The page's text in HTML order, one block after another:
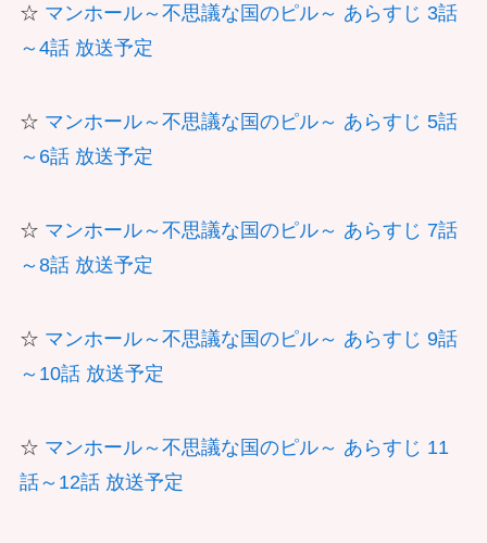
☆ マンホール～不思議な国のピル～ あらすじ 3話
～4話 放送予定
☆ マンホール～不思議な国のピル～ あらすじ 5話
～6話 放送予定
☆ マンホール～不思議な国のピル～ あらすじ 7話
～8話 放送予定
☆ マンホール～不思議な国のピル～ あらすじ 9話
～10話 放送予定
☆ マンホール～不思議な国のピル～ あらすじ 11
話～12話 放送予定